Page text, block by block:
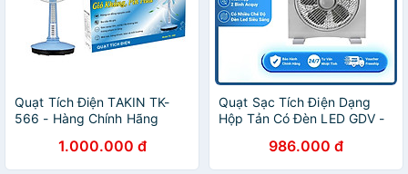
Quạt Tích Điện TAKIN TK-
566 - Hàng Chính Hãng
1.000.000 đ
Quạt Sạc Tích Điện Dạng
Hộp Tản Có Đèn LED GDV -
986.000 đ